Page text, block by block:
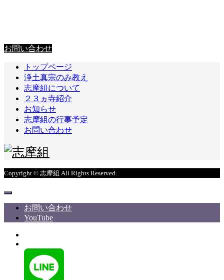
お問い合わせ
トップページ
浄土真宗のみ教え
志摩組について
２３ヵ寺紹介
お知らせ
志摩組の行事予定
お問い合わせ
Copyright © 志摩組 All Rights Reserved.
お問い合わせ
YouTube